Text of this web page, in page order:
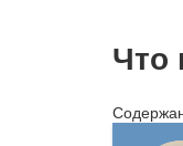
Что